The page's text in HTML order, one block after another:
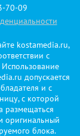
70-09
kostamedia.ru,
с
допускается
и с
с которой
размещаться
оригинальный
блока.